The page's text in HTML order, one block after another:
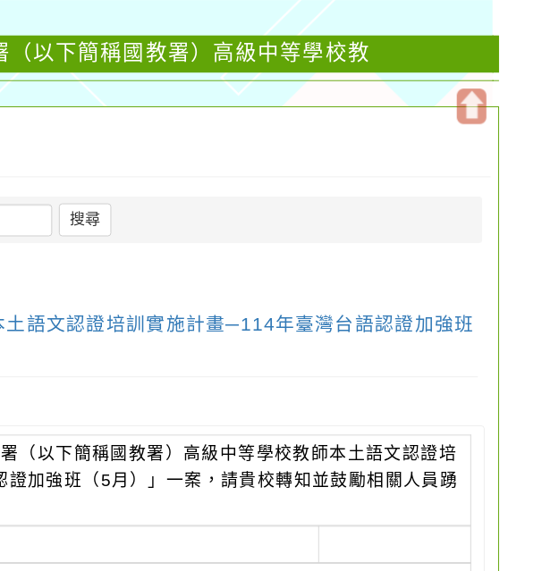
以下簡稱國教署）高級中等學校教
搜尋
語文認證培訓實施計畫─114年臺灣台語認證加強班
（以下簡稱國教署）高級中等學校教師本土語文認證培
加強班（5月）」一案，請貴校轉知並鼓勵相關人員踴